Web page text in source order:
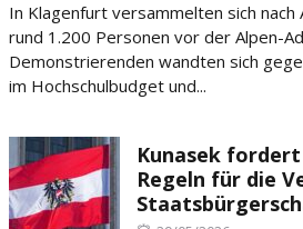
In Klagenfurt versammelten sich
rund 1.200 Personen vor der Alpen-
Demonstrierenden wandten sich
im Hochschulbudget und...
Kunasek
Regeln für die